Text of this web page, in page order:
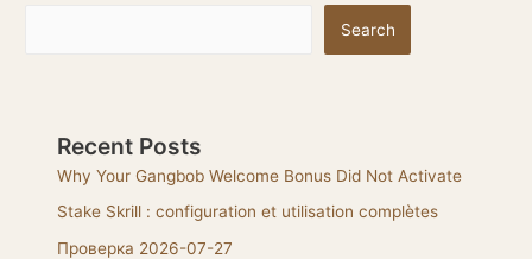
Search
Recent Posts
Why Your Gangbob Welcome Bonus Did Not Activate
Stake Skrill : configuration et utilisation complètes
Проверка 2026-07-27